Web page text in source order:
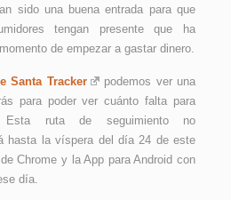
sido una buena entrada para que
tengan presente que ha
momento de empezar a gastar dinero.
Santa Tracker
podemos ver una
para poder ver cuánto falta para
Esta ruta de seguimiento no
hasta la víspera del día 24 de este
Chrome y la App para Android con
día.